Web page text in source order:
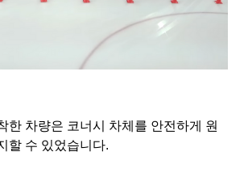
한 차량은 코너시 차체를 안전하게 원
할 수 있었습니다.